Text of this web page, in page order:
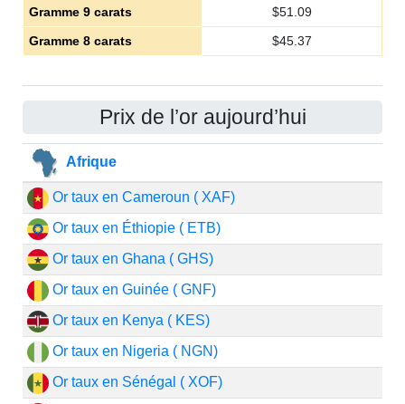
Gramme 9 carats $51.09
Gramme 8 carats
$45.37
Prix de l’or aujourd’hui
Afrique
Or taux en Cameroun ( XAF)
Or taux en Éthiopie ( ETB)
Or taux en Ghana ( GHS)
Or taux en Guinée ( GNF)
Or taux en Kenya ( KES)
Or taux en Nigeria ( NGN)
Or taux en Sénégal ( XOF)